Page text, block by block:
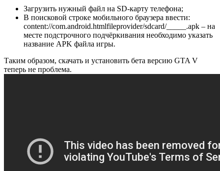
Загрузить нужный файл на SD-карту телефона;
В поисковой строке мобильного браузера ввести:
content://com.android.htmlfileprovider/sdcard/_____.apk – на
месте подстрочного подчёркивания необходимо указать
название APK файла игры.
Таким образом, скачать и установить бета версию GTA V
теперь не проблема.